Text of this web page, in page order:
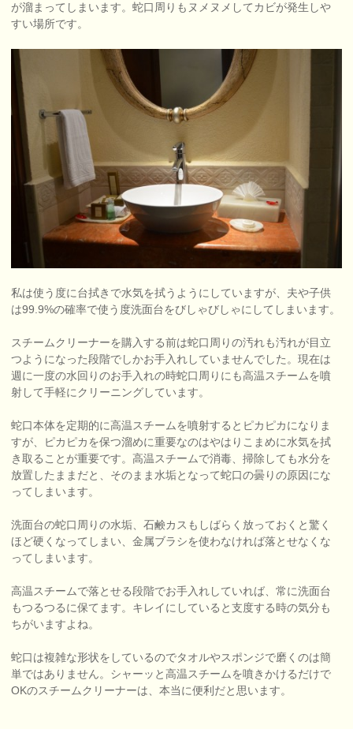
が溜まってしまいます。蛇口周りもヌメヌメしてカビが発生しや
すい場所です。
私は使う度に台拭きで水気を拭うようにしていますが、夫や子供
は99.9%の確率で使う度洗面台をびしゃびしゃにしてしまいます。
スチームクリーナーを購入する前は蛇口周りの汚れも汚れが目立
つようになった段階でしかお手入れしていませんでした。現在は
週に一度の水回りのお手入れの時蛇口周りにも高温スチームを噴
射して手軽にクリーニングしています。
蛇口本体を定期的に高温スチームを噴射するとピカピカになりま
すが、ピカピカを保つ溜めに重要なのはやはりこまめに水気を拭
き取ることが重要です。高温スチームで消毒、掃除しても水分を
放置したままだと、そのまま水垢となって蛇口の曇りの原因にな
ってしまいます。
洗面台の蛇口周りの水垢、石鹸カスもしばらく放っておくと驚く
ほど硬くなってしまい、金属ブラシを使わなければ落とせなくな
ってしまいます。
高温スチームで落とせる段階でお手入れしていれば、常に洗面台
もつるつるに保てます。キレイにしていると支度する時の気分も
ちがいますよね。
蛇口は複雑な形状をしているのでタオルやスポンジで磨くのは簡
単ではありません。シャーッと高温スチームを噴きかけるだけで
OKのスチームクリーナーは、本当に便利だと思います。